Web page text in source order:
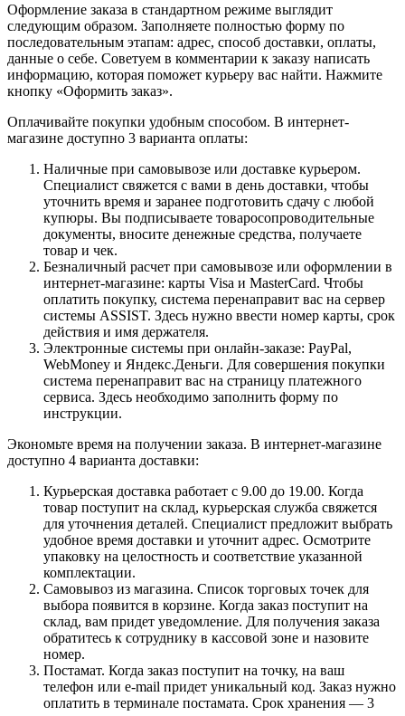
Оформление заказа в стандартном режиме выглядит
следующим образом. Заполняете полностью форму по
последовательным этапам: адрес, способ доставки, оплаты,
данные о себе. Советуем в комментарии к заказу написать
информацию, которая поможет курьеру вас найти. Нажмите
кнопку «Оформить заказ».
Оплачивайте покупки удобным способом. В интернет-
магазине доступно 3 варианта оплаты:
Наличные при самовывозе или доставке курьером.
Специалист свяжется с вами в день доставки, чтобы
уточнить время и заранее подготовить сдачу с любой
купюры. Вы подписываете товаросопроводительные
документы, вносите денежные средства, получаете
товар и чек.
Безналичный расчет при самовывозе или оформлении в
интернет-магазине: карты Visa и MasterCard. Чтобы
оплатить покупку, система перенаправит вас на сервер
системы ASSIST. Здесь нужно ввести номер карты, срок
действия и имя держателя.
Электронные системы при онлайн-заказе: PayPal,
WebMoney и Яндекс.Деньги. Для совершения покупки
система перенаправит вас на страницу платежного
сервиса. Здесь необходимо заполнить форму по
инструкции.
Экономьте время на получении заказа. В интернет-магазине
доступно 4 варианта доставки:
Курьерская доставка работает с 9.00 до 19.00. Когда
товар поступит на склад, курьерская служба свяжется
для уточнения деталей. Специалист предложит выбрать
удобное время доставки и уточнит адрес. Осмотрите
упаковку на целостность и соответствие указанной
комплектации.
Самовывоз из магазина. Список торговых точек для
выбора появится в корзине. Когда заказ поступит на
склад, вам придет уведомление. Для получения заказа
обратитесь к сотруднику в кассовой зоне и назовите
номер.
Постамат. Когда заказ поступит на точку, на ваш
телефон или e-mail придет уникальный код. Заказ нужно
оплатить в терминале постамата. Срок хранения — 3